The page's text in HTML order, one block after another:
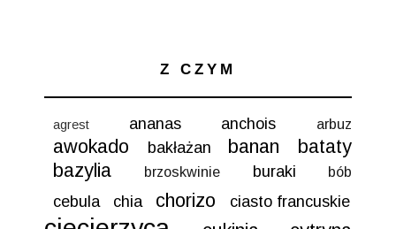
Z CZYM
agrest ananas anchois arbuz
awokado bakłażan banan
bataty
bazylia
brzoskwinie buraki bób
cebula chia chorizo ciasto francuskie